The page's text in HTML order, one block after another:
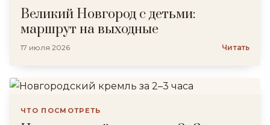
Великий Новгород с детьми:
маршрут на выходные
17 июля 2026 Читать
ЧТО ПОСМОТРЕТЬ